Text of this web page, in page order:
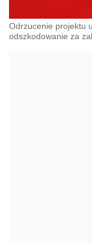
Odrzucenie projektu
odszkodowanie za